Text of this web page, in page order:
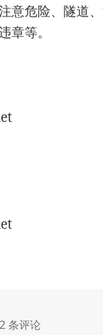
意危险、隧道
章等。
狗-违章摄像头探测
条评论